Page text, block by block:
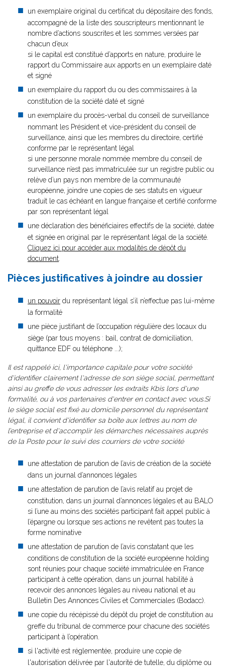
un exemplaire original du certificat du dépositaire des fonds,
accompagné de la liste des souscripteurs mentionnant le
nombre d’actions souscrites et les sommes versées par
chacun d’eux
si le capital est constitué d’apports en nature, produire le
rapport du Commissaire aux apports en un exemplaire daté
et signé
un exemplaire du rapport du ou des commissaires à la
constitution de la société daté et signé
un exemplaire du procès-verbal du conseil de surveillance
nommant les Président et vice-président du conseil de
surveillance, ainsi que les membres du directoire, certifié
conforme par le représentant légal
si une personne morale nommée membre du conseil de
surveillance n’est pas immatriculée sur un registre public ou
relève d’un pays non membre de la communauté
européenne, joindre une copies de ses statuts en vigueur
traduit le cas échéant en langue française et certifié conforme
par son représentant légal
une déclaration des bénéficiaires effectifs de la société, datée
et signée en original par le représentant légal de la société.
Cliquez ici pour accéder aux modalités de dépôt du
document
Pièces justificatives à joindre au dossier
un pouvoir du représentant légal s’il n’effectue pas lui-même
la formalité
une pièce justifiant de l’occupation régulière des locaux du
siège (par tous moyens : bail, contrat de domiciliation,
quittance EDF ou téléphone ...);
Il est rappelé ici, l'importance capitale pour votre société
d'identifier clairement l'adresse de son siège social, permettant
ainsi au greffe de vous adresser les extraits Kbis lors d'une
formalité, ou à vos partenaires d'entrer en contact avec vous.Si
le siège social est fixé au domicile personnel du représentant
légal, il convient d'identifier sa boîte aux lettres au nom de
l’entreprise et d'accomplir les démarches nécessaires auprès
de la Poste pour le suivi des courriers de votre société
une attestation de parution de l’avis de création de la société
dans un journal d’annonces légales
une attestation de parution de l’avis relatif au projet de
constitution, dans un journal d’annonces légales et au BALO
si l’une au moins des sociétés participant fait appel public à
l’épargne ou lorsque ses actions ne revêtent pas toutes la
forme nominative
une attestation de parution de l’avis constatant que les
conditions de constitution de la société européenne holding
sont réunies pour chaque société immatriculée en France
participant à cette opération, dans un journal habilité à
recevoir des annonces légales au niveau national et au
Bulletin Des Annonces Civiles et Commerciales (Bodacc).
une copie du récépissé du dépôt du projet de constitution au
greffe du tribunal de commerce pour chacune des sociétés
participant à l’opération.
si l'activité est réglementée, produire une copie de
l'autorisation délivrée par l'autorité de tutelle, du diplôme ou